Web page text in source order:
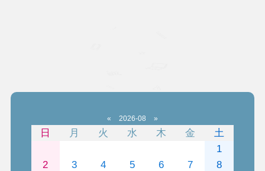
« 2026-08 »
日 月 火 水 木 金
土
1
2
3 4 5 6 7
8